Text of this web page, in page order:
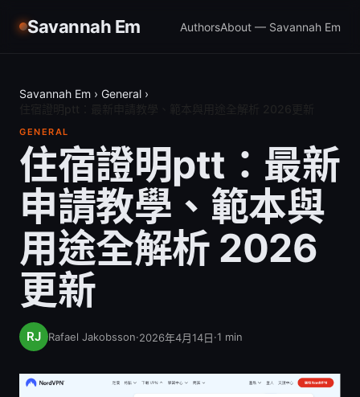
Savannah Em AuthorsAbout — Savannah Em
Savannah Em › General ›
GENERAL
住宿證明ptt：最新
申請教學、範本與
用途全解析 2026
更新
Rafael Jakobsson·2026年4月14日·1 min